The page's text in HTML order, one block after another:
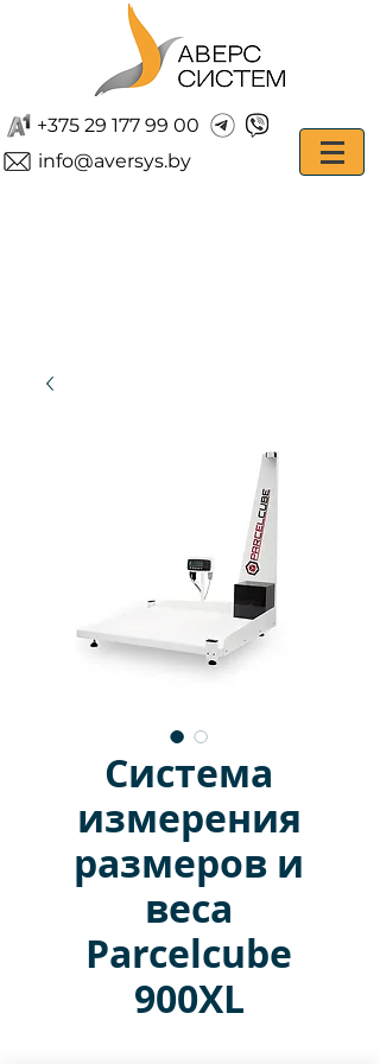
+375 29 177 99 00
info@aversys.by
Система
измерения
размеров и
веса
Parcelcube
900XL